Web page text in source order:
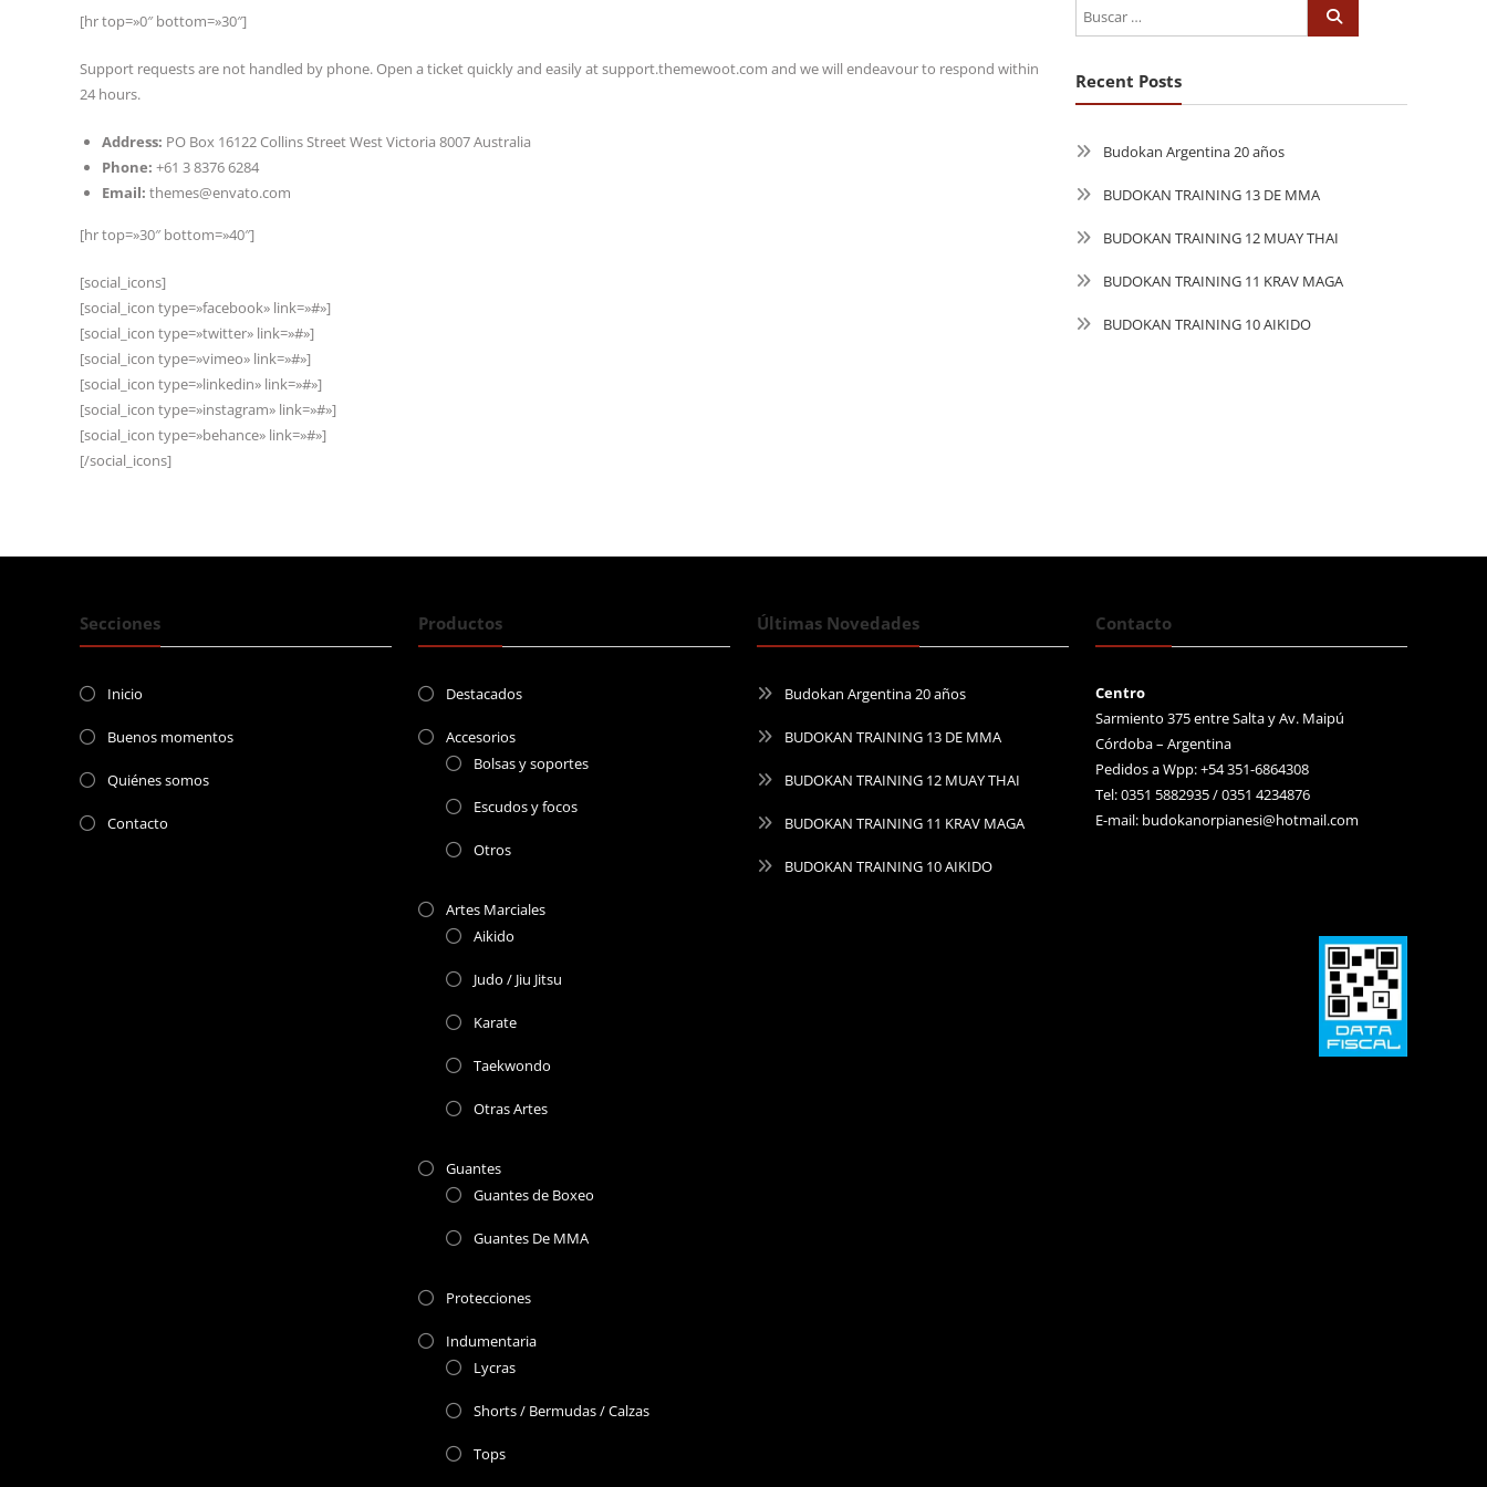
[hr top=»0″ bottom=»30″]
Support requests are not handled by phone. Open a ticket quickly and easily at support.themewoot.com and we will endeavour to respond within
24 hours.
Address: PO Box 16122 Collins Street West Victoria 8007 Australia
Phone: +61 3 8376 6284
Email: themes@envato.com
[hr top=»30″ bottom=»40″]
[social_icons]
[social_icon type=»facebook» link=»#»]
[social_icon type=»twitter» link=»#»]
[social_icon type=»vimeo» link=»#»]
[social_icon type=»linkedin» link=»#»]
[social_icon type=»instagram» link=»#»]
[social_icon type=»behance» link=»#»]
[/social_icons]
Recent Posts
Budokan Argentina 20 años
BUDOKAN TRAINING 13 DE MMA
BUDOKAN TRAINING 12 MUAY THAI
BUDOKAN TRAINING 11 KRAV MAGA
BUDOKAN TRAINING 10 AIKIDO
Secciones
Inicio
Buenos momentos
Quiénes somos
Contacto
Productos
Destacados
Accesorios
Bolsas y soportes
Escudos y focos
Otros
Artes Marciales
Aikido
Judo / Jiu Jitsu
Karate
Taekwondo
Otras Artes
Guantes
Guantes de Boxeo
Guantes De MMA
Protecciones
Indumentaria
Lycras
Shorts / Bermudas / Calzas
Tops
Últimas Novedades
Budokan Argentina 20 años
BUDOKAN TRAINING 13 DE MMA
BUDOKAN TRAINING 12 MUAY THAI
BUDOKAN TRAINING 11 KRAV MAGA
BUDOKAN TRAINING 10 AIKIDO
Contacto
Centro
Sarmiento 375 entre Salta y Av. Maipú
Córdoba – Argentina
Pedidos a Wpp: +54 351-6864308
Tel: 0351 5882935 / 0351 4234876
E-mail: budokanorpianesi@hotmail.com